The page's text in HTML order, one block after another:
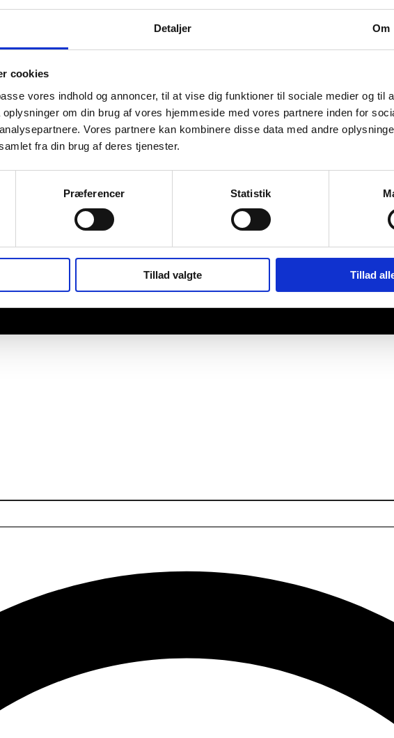
Detaljer Om
cookies
vores indhold og annoncer, til at vise dig funktioner til sociale medier og til
om din brug af vores hjemmeside med vores partnere inden for
Vores partnere kan kombinere disse data med andre
fra din brug af deres tjenester.
Præferencer Statistik
Tillad valgte Tillad